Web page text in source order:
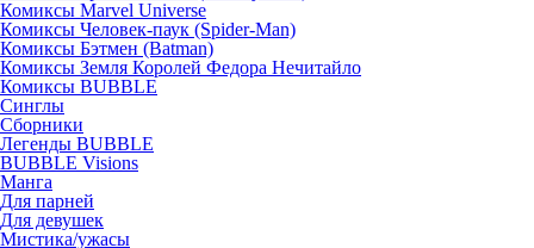
Комиксы Marvel Universe
Комиксы Человек-паук (Spider-Man)
Комиксы Бэтмен (Batman)
Комиксы Земля Королей Федора Нечитайло
Комиксы BUBBLE
Синглы
Сборники
Легенды BUBBLE
BUBBLE Visions
Манга
Для парней
Для девушек
Мистика/ужасы